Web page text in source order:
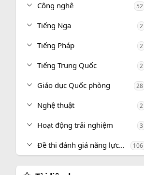
Công nghệ 52
Tiếng Nga 2
Tiếng Pháp 2
Tiếng Trung Quốc 2
Giáo dục Quốc phòng 28
Nghệ thuật 2
Hoạt động trải nghiệm 3
Đề thi đánh giá năng lực, tư duy 106